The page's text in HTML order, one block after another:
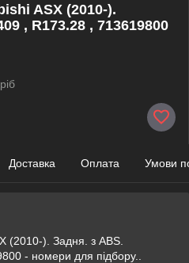
ASX (2010-).
, R173.28 , 713619800
Доставка Оплата Умови
(2010-). Задня. з ABS.
- номери для підбору..